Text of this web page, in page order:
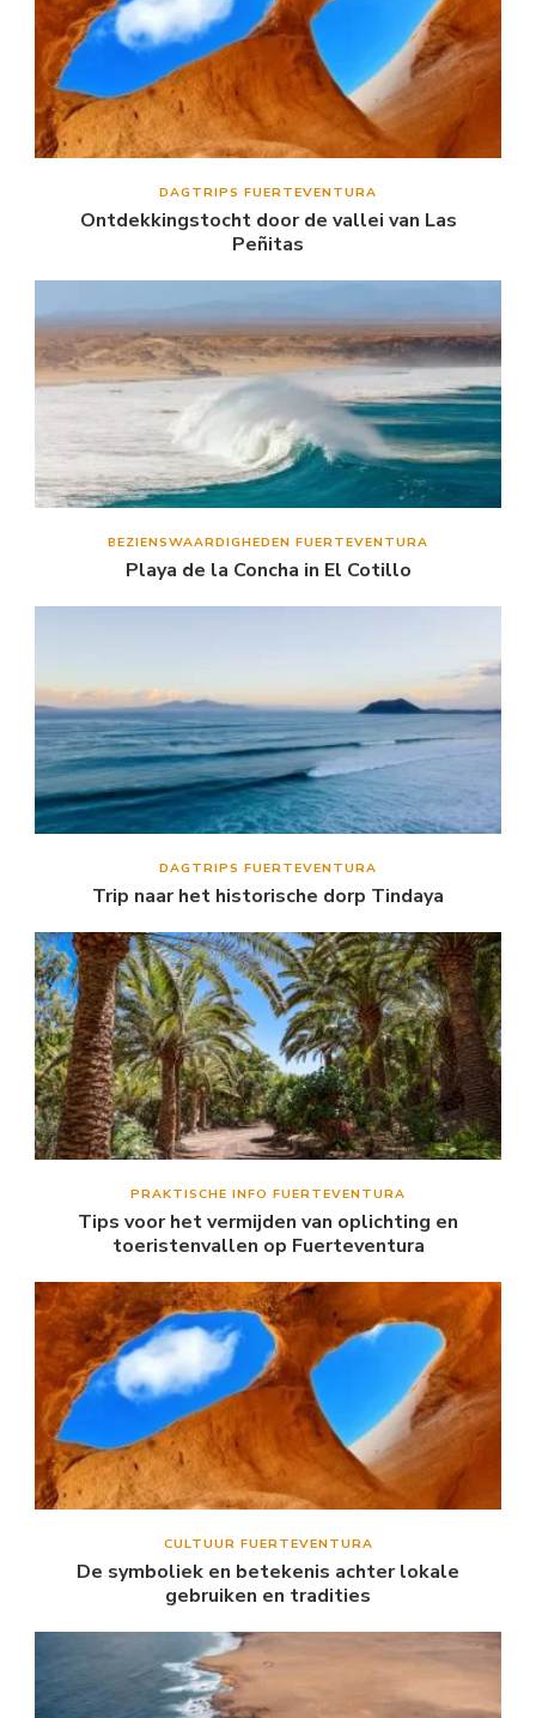
DAGTRIPS FUERTEVENTURA
Ontdekkingstocht door de vallei van Las
Peñitas
BEZIENSWAARDIGHEDEN FUERTEVENTURA
Playa de la Concha in El Cotillo
DAGTRIPS FUERTEVENTURA
Trip naar het historische dorp Tindaya
PRAKTISCHE INFO FUERTEVENTURA
Tips voor het vermijden van oplichting en
toeristenvallen op Fuerteventura
CULTUUR FUERTEVENTURA
De symboliek en betekenis achter lokale
gebruiken en tradities